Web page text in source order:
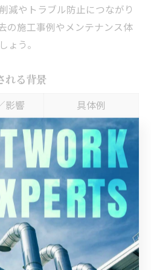
減やトラブル防止につながり
の施工事例やメンテナンス体
ょう。
れる背景
影響
具体例
対策 火災リスクの減少
設計段階の現地調
査が必須
者が選
安価対応での失敗
例
特に重視される理由は、飲食
接に関係しています。厨房か